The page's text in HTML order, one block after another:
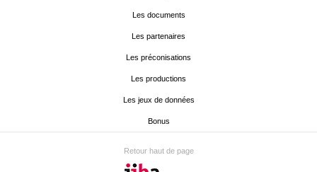
Les documents
Les partenaires
Les préconisations
Les productions
Les jeux de données
Bonus
Retour haut de page